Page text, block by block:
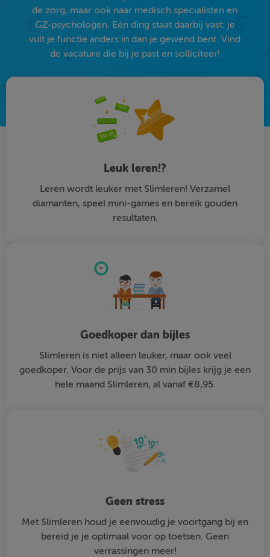
de zorg, maar ook naar medisch specialisten en
GZ-psychologen. Eén ding staat daarbij vast: je
vult je functie anders in dan je gewend bent. Vind
de vacature die bij je past en solliciteer!
Leuk leren!?
Leren wordt leuker met Slimleren! Verzamel
diamanten, speel mini-games en bereik gouden
resultaten.
Goedkoper dan bijles
Slimleren is niet alleen leuker, maar ook veel
goedkoper. Voor de prijs van 30 min bijles krijg je een
hele maand Slimleren, al vanaf €8,95.
Geen stress
Met Slimleren houd je eenvoudig je voortgang bij en
bereid je je optimaal voor op toetsen. Geen
verrassingen meer!